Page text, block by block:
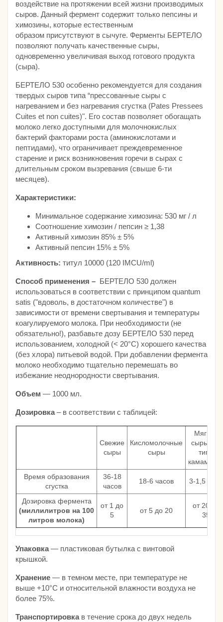
воздействие на протяжении всей жизни производимых
сыров. Данный фермент содержит только пепсины и
химозины, которые естественным
образом присутствуют в сычуге. Ферменты БЕРТЕЛО
позволяют получать качественные сыры,
одновременно увеличивая выход готового продукта
(сыра).
БЕРТЕЛО 530 особенно рекомендуется для создания
твердых сыров типа “прессованные сыры с
нагреванием и без нагревания сгустка (Pates Pressees
Cuites et non cuites)". Его состав позволяет обогащать
молоко легко доступными для молочнокислых
бактерий факторами роста (аминокислотами и
пептидами), что ограничивает преждевременное
старение и риск возникновения горечи в сырах с
длительным сроком вызревания (свыше 6-ти
месяцев).
Характеристики:
Минимальное содержание химозина: 530 мг / л
Соотношение химозин / пепсин ≥ 1,38
Активный химозин 85% ± 5%
Активный пепсин 15% ± 5%
Активность: титул 10000 (120 IMCU/ml)
Способ применения – БЕРТЕЛО 530 должен
использоваться в соответствии с принципом quantum
satis ("вдоволь, в достаточном количестве") в
зависимости от времени свертывания и температуры
коагулируемого молока. При необходимости (не
обязательно!), разбавьте дозу БЕРТЕЛО 530 перед
использованием, холодной (< 20°C) хорошего качества
(без хлора) питьевой водой. При добавлении фермента
молоко необходимо тщательно перемешать во
избежание неоднородности свертывания.
Объем — 1000 мл.
Дозировка– в соответствии с таблицей:
Свежие
сыры
Кисломолочные
сыры
Мягкие
сыры (по
типу
камамбер)
Время образования
сгустка
36-18
часов
18-6 часов 3-1,5 часа
Дозировка фермента
(миллилитров на 100
литров молока)
от 1 до
5
от 5 до 20
от 20 до
35
Упаковка— пластиковая бутылка с винтовой
крышкой.
Хранение — в темном месте, при температуре не
выше +10°С и относительной влажности воздуха не
более 75%.
Транспортировкав течение срока до двух недель